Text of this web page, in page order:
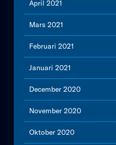
April 2021
Mars 2021
Februari 2021
Januari 2021
December 2020
November 2020
Oktober 2020